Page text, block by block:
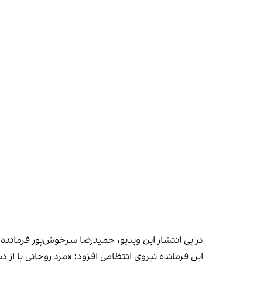
در پی انتشار این ویدیو، حمیدرضا سرخوش‌پور
این فرمانده نیروی انتظامی افزود: «مرد روحانی